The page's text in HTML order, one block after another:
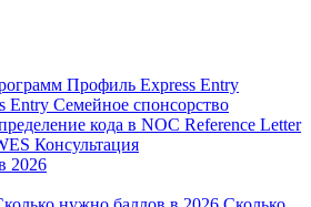
Профиль Express Entry
Entry Семейное спонсорство
кода в NOC Reference Letter
Консультация
2026